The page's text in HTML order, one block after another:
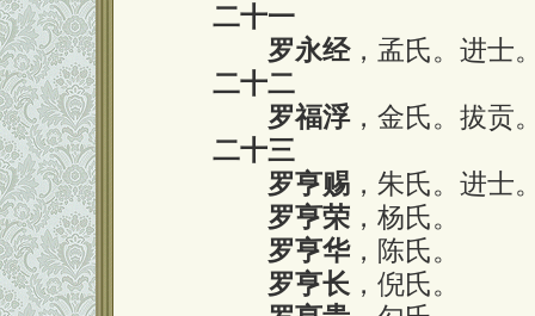
二十一
罗永经，孟氏。进士
二十二
罗福浮，金氏。拔贡
二十三
罗亨赐 ，朱氏。进士
罗亨荣 ，杨氏。
罗亨华，陈氏。
罗亨长 ，倪氏。